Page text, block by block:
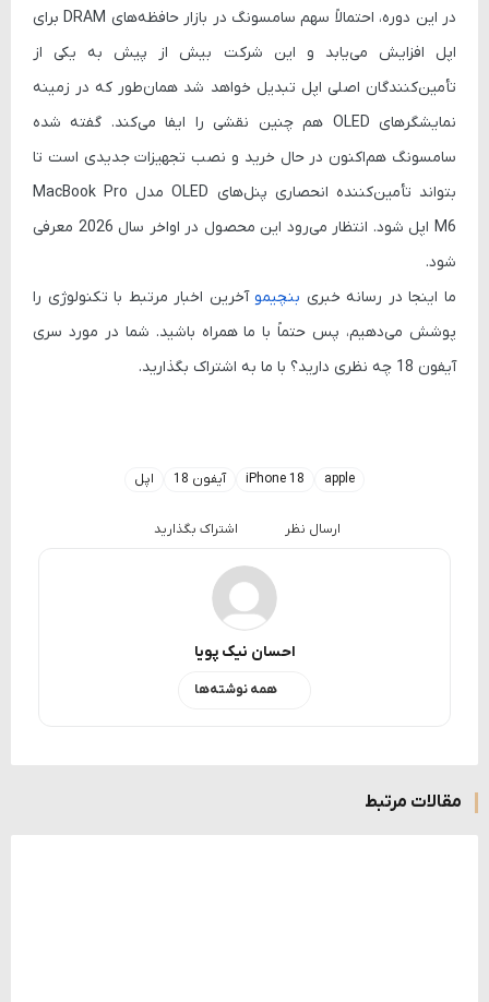
در این دوره، احتمالاً سهم سامسونگ در بازار حافظه‌های DRAM برای
اپل افزایش می‌یابد و این شرکت بیش از پیش به یکی از
تأمین‌کنندگان اصلی اپل تبدیل خواهد شد همان‌طور که در زمینه
نمایشگرهای OLED هم چنین نقشی را ایفا می‌کند. گفته شده
سامسونگ هم‌اکنون در حال خرید و نصب تجهیزات جدیدی است تا
بتواند تأمین‌کننده انحصاری پنل‌های OLED مدل MacBook Pro
M6 اپل شود. انتظار می‌رود این محصول در اواخر سال 2026 معرفی
شود.
ما اینجا در رسانه خبری بنچیمو آخرین اخبار مرتبط با تکنولوژی را
پوشش می‌دهیم، پس حتماً با ما همراه باشید. شما در مورد سری
آیفون 18 چه نظری دارید؟ با ما به اشتراک بگذارید.
apple
iPhone 18 آیفون 18 اپل
ارسال نظر اشتراک بگذارید
احسان نیک پویا
همه نوشته‌ها
مقالات مرتبط